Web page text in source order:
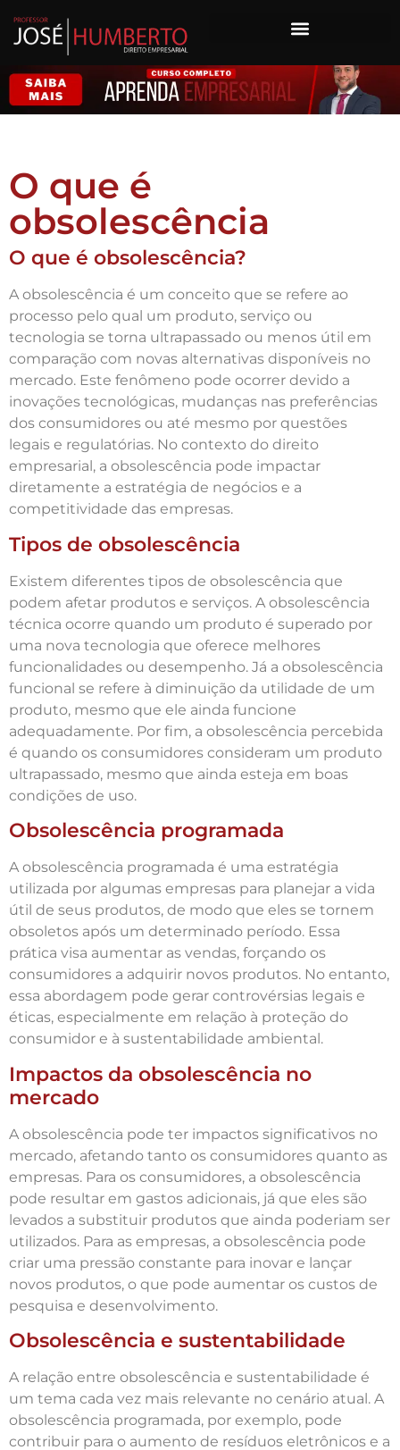
O que é
obsolescência
O que é obsolescência?
A obsolescência é um conceito que se refere ao
processo pelo qual um produto, serviço ou
tecnologia se torna ultrapassado ou menos útil em
comparação com novas alternativas disponíveis no
mercado. Este fenômeno pode ocorrer devido a
inovações tecnológicas, mudanças nas preferências
dos consumidores ou até mesmo por questões
legais e regulatórias. No contexto do direito
empresarial, a obsolescência pode impactar
diretamente a estratégia de negócios e a
competitividade das empresas.
Tipos de obsolescência
Existem diferentes tipos de obsolescência que
podem afetar produtos e serviços. A obsolescência
técnica ocorre quando um produto é superado por
uma nova tecnologia que oferece melhores
funcionalidades ou desempenho. Já a obsolescência
funcional se refere à diminuição da utilidade de um
produto, mesmo que ele ainda funcione
adequadamente. Por fim, a obsolescência percebida
é quando os consumidores consideram um produto
ultrapassado, mesmo que ainda esteja em boas
condições de uso.
Obsolescência programada
A obsolescência programada é uma estratégia
utilizada por algumas empresas para planejar a vida
útil de seus produtos, de modo que eles se tornem
obsoletos após um determinado período. Essa
prática visa aumentar as vendas, forçando os
consumidores a adquirir novos produtos. No entanto,
essa abordagem pode gerar controvérsias legais e
éticas, especialmente em relação à proteção do
consumidor e à sustentabilidade ambiental.
Impactos da obsolescência no
mercado
A obsolescência pode ter impactos significativos no
mercado, afetando tanto os consumidores quanto as
empresas. Para os consumidores, a obsolescência
pode resultar em gastos adicionais, já que eles são
levados a substituir produtos que ainda poderiam ser
utilizados. Para as empresas, a obsolescência pode
criar uma pressão constante para inovar e lançar
novos produtos, o que pode aumentar os custos de
pesquisa e desenvolvimento.
Obsolescência e sustentabilidade
A relação entre obsolescência e sustentabilidade é
um tema cada vez mais relevante no cenário atual. A
obsolescência programada, por exemplo, pode
contribuir para o aumento de resíduos eletrônicos e a